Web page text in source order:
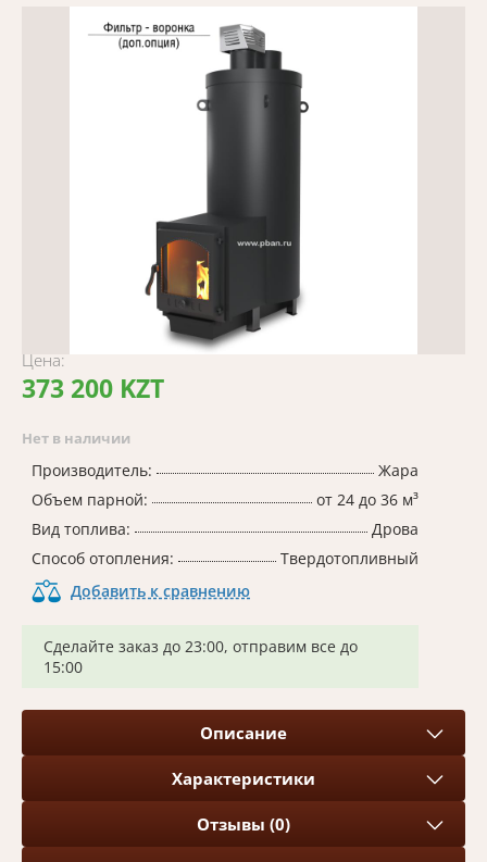
Цена:
373 200 KZT
Нет в наличии
Производитель:
Жара
Объем парной:
от 24 до 36 м³
Вид топлива:
Дрова
Способ отопления:
Твердотопливный
Добавить к сравнению
Сделайте заказ до 23:00, отправим все до
15:00
Описание
Характеристики
Отзывы (0)